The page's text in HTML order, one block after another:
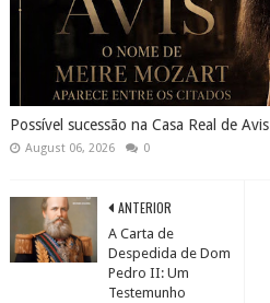
Possível sucessão na Casa Real de Avis
August 06, 2026 0
ANTERIOR
A Carta de
Despedida de Dom
Pedro II: Um
Testemunho